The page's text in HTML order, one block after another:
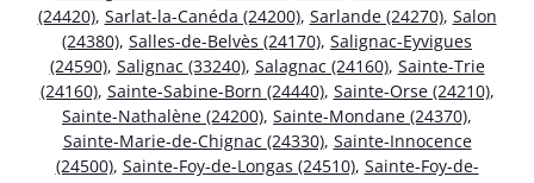
(24420), Sarlat-la-Canéda (24200), Sarlande (24270), Salon
(24380), Salles-de-Belvès (24170), Salignac-Eyvigues
(24590), Salignac (33240), Salagnac (24160), Sainte-Trie
(24160), Sainte-Sabine-Born (24440), Sainte-Orse (24210),
Sainte-Nathalène (24200), Sainte-Mondane (24370),
Sainte-Marie-de-Chignac (24330), Sainte-Innocence
(24500), Sainte-Foy-de-Longas (24510), Sainte-Foy-de-